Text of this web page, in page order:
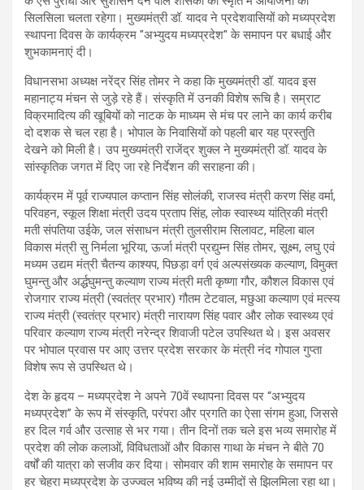
सिलसिला चलता रहेगा। मुख्यमंत्री डॉ. यादव ने प्रदेशवासियों को मध्यप्रदेश
स्थापना दिवस के कार्यक्रम "अभ्युदय मध्यप्रदेश" के समापन पर बधाई और
शुभकामनाएं दी।
विधानसभा अध्यक्ष नरेंद्र सिंह तोमर ने कहा कि मुख्यमंत्री डॉ. यादव इस
महानाट्य मंचन से जुड़े रहे हैं। संस्कृति में उनकी विशेष रूचि है। सम्राट
विक्रमादित्य की खूबियों को नाटक के माध्यम से मंच पर लाने का कार्य करीब
दो दशक से चल रहा है। भोपाल के निवासियों को पहली बार यह प्रस्तुति
देखने को मिली है। उप मुख्यमंत्री राजेंद्र शुक्ल ने मुख्यमंत्री डॉ. यादव के
सांस्कृतिक जगत में दिए जा रहे निर्देशन की सराहना की।
कार्यक्रम में पूर्व राज्यपाल कप्तान सिंह सोलंकी, राजस्व मंत्री करण सिंह वर्मा,
परिवहन, स्कूल शिक्षा मंत्री उदय प्रताप सिंह, लोक स्वास्थ्य यांत्रिकी मंत्री
मती संपतिया उईके, जल संसाधन मंत्री तुलसीराम सिलावट, महिला बाल
विकास मंत्री सु निर्मला भूरिया, ऊर्जा मंत्री प्रद्युम्न सिंह तोमर, सूक्ष्म, लघु एवं
मध्यम उद्यम मंत्री चैतन्य काश्यप, पिछड़ा वर्ग एवं अल्पसंख्यक कल्याण, विमुक्त
घुमन्तु और अर्द्धघुमन्तु कल्याण राज्य मंत्री मती कृष्णा गौर, कौशल विकास एवं
रोजगार राज्य मंत्री (स्वतंत्र प्रभार) गौतम टेटवाल, मछुआ कल्याण एवं मत्स्य
राज्य मंत्री (स्वतंत्र प्रभार) मंत्री नारायण सिंह पवार और लोक स्वास्थ्य एवं
परिवार कल्याण राज्य मंत्री नरेन्द्र शिवाजी पटेल उपस्थित थे। इस अवसर
पर भोपाल प्रवास पर आए उत्तर प्रदेश सरकार के मंत्री नंद गोपाल गुप्ता
विशेष रूप से उपस्थित थे।
देश के हृदय – मध्यप्रदेश ने अपने 70वें स्थापना दिवस पर “अभ्युदय
मध्यप्रदेश” के रूप में संस्कृति, परंपरा और प्रगति का ऐसा संगम हुआ, जिससे
हर दिल गर्व और उत्साह से भर गया। तीन दिनों तक चले इस भव्य समारोह में
प्रदेश की लोक कलाओं, विविधताओं और विकास गाथा के मंचन ने बीते 70
वर्षों की यात्रा को सजीव कर दिया। सोमवार की शाम समारोह के समापन पर
हर चेहरा मध्यप्रदेश के उज्ज्वल भविष्य की नई उम्मीदों से झिलमिला रहा था।